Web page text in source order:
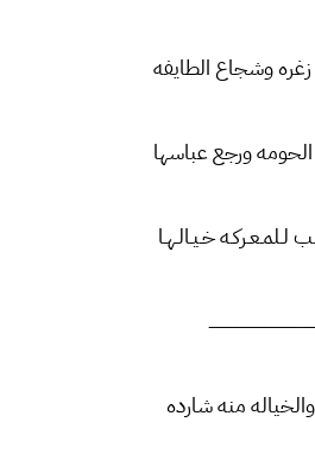
وشجاع الطايفه
ورجع عباسها
لـلمـعـركـه خـيـالـهـا
منه شارده